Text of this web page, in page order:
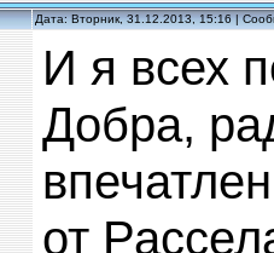
Дата: Вторник, 31.12.2013, 15:16 |
И я всех
Добра,
от